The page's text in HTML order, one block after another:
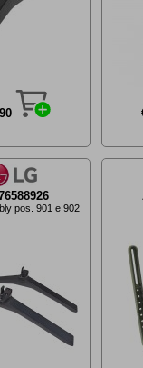
pos. 901 e 902